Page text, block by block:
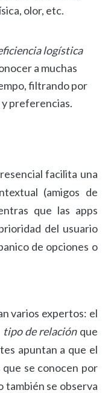
olor, etc.
logística
a muchas
filtrando por
preferencias.
facilita una
(amigos de
que las apps
del usuario
de opciones o
varios expertos: el
tipo de relaciónque
apuntan a que el
se conocen por
también se observa